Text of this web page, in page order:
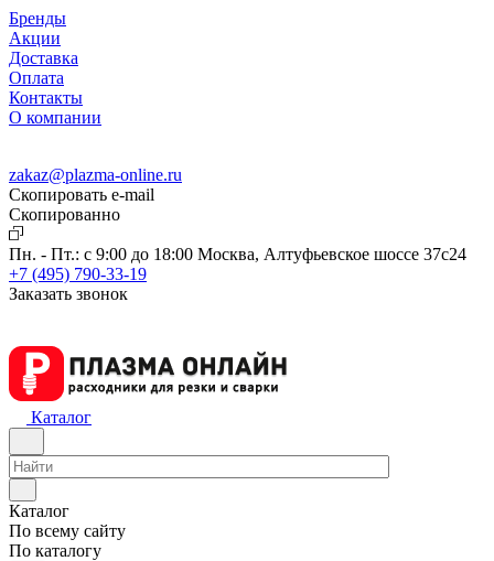
Бренды
Акции
Доставка
Оплата
Контакты
О компании
zakaz@plazma-online.ru
Скопировать e-mail
Cкопированно
Пн. - Пт.: с 9:00 до 18:00 Москва, Алтуфьевское шоссе 37с24
+7 (495) 790-33-19
Заказать звонок
Каталог
Каталог
По всему сайту
По каталогу